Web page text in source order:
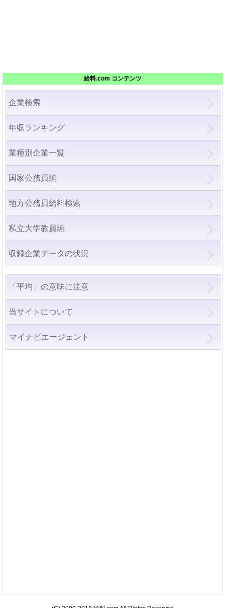
給料.com コンテンツ
企業検索
年収ランキング
業種別企業一覧
国家公務員編
地方公務員給料検索
私立大学教員編
収録企業データの状況
「平均」の意味に注意
当サイトについて
マイナビエージェント